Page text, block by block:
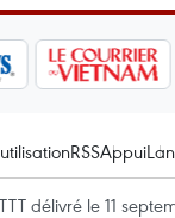
RSSAppui
délivré le 11